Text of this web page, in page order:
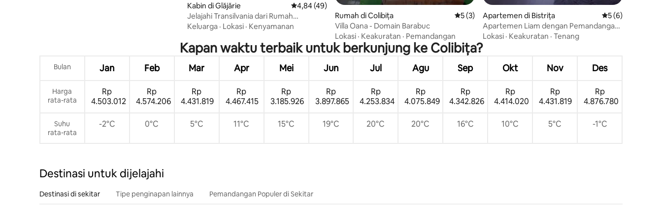
Kabin di Glăjărie Nilai rata-rata 4,84 dari 5, 49 ulasan
4,84 (49)
Jelajahi Transilvania dari Rumah
Pedesaan Anda
Keluarga · Lokasi · Kenyamanan
Rumah di Colibița Nilai rata-rata 5 dari 5, 3 ulasan
5 (3)
Villa Oana - Domain Barabuc
Lokasi · Keakuratan · Pemandangan
Apartemen di Bistrița Nilai rata-rata 5
5 (6)
Apartemen Liam dengan Pemandangan
Danau
Lokasi · Keakuratan · Tenang
Kapan waktu terbaik untuk berkunjung ke Colibița?
Bulan Jan Feb Mar Apr Mei Jun Jul Agu Sep Okt Nov Des
Harga
rata-rata
Rp
4.503.012
Rp
4.574.206
Rp
4.431.819
Rp
4.467.415
Rp
3.185.926
Rp
3.897.865
Rp
4.253.834
Rp
4.075.849
Rp
4.342.826
Rp
4.414.020
Rp
4.431.819
Rp
4.876.780
Suhu
rata-rata
-2°C 0°C 5°C 11°C 15°C 19°C 20°C 20°C 16°C 10°C 5°C -1°C
Destinasi untuk dijelajahi
Destinasi di sekitar Tipe penginapan lainnya Pemandangan Populer di Sekitar